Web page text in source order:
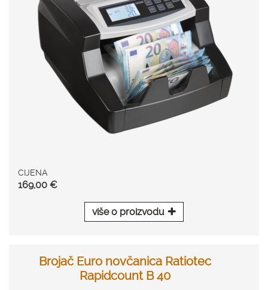
CIJENA
169,00 €
više o proizvodu
Brojač Euro novčanica Ratiotec
Rapidcount B 40